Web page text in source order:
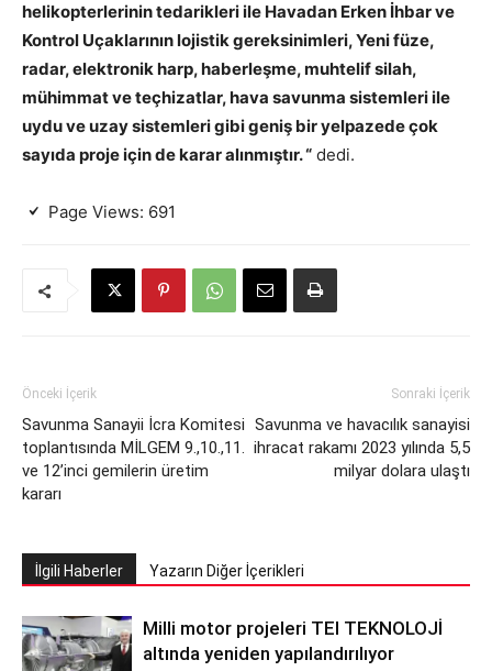
helikopterlerinin tedarikleri ile Havadan Erken İhbar ve
Kontrol Uçaklarının lojistik gereksinimleri, Yeni füze,
radar, elektronik harp, haberleşme, muhtelif silah,
mühimmat ve teçhizatlar, hava savunma sistemleri ile
uydu ve uzay sistemleri gibi geniş bir yelpazede çok
sayıda proje için de karar alınmıştır. “ dedi.
Page Views: 691
Önceki İçerik
Savunma Sanayii İcra Komitesi
toplantısında MİLGEM 9.,10.,11.
ve 12’inci gemilerin üretim
kararı
Sonraki İçerik
Savunma ve havacılık sanayisi
ihracat rakamı 2023 yılında 5,5
milyar dolara ulaştı
İlgili Haberler Yazarın Diğer İçerikleri
Milli motor projeleri TEI TEKNOLOJİ
altında yeniden yapılandırılıyor